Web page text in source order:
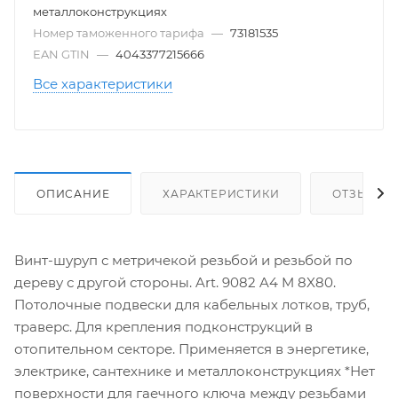
металлоконструкциях
Номер таможенного тарифа — 73181535
EAN GTIN
— 4043377215666
Все характеристики
ОПИСАНИЕ ХАРАКТЕРИСТИКИ ОТЗЫВЫ
Винт-шуруп с метричекой резьбой и резьбой по
дереву с другой стороны. Art. 9082 A4 M 8X80.
Потолочные подвески для кабельных лотков, труб,
траверс. Для крепления подконструкций в
отопительном секторе. Применяется в энергетике,
электрике, сантехнике и металлоконструкциях *Нет
поверхности для гаечного ключа между резьбами